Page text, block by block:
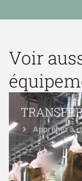
Voir
Apprenez à